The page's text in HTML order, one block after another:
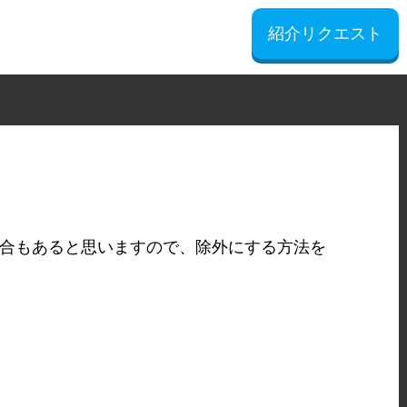
紹介リクエスト
もあると思いますので、除外にする方法を